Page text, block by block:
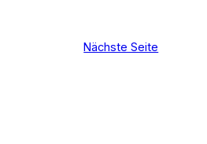
Nächste Seite